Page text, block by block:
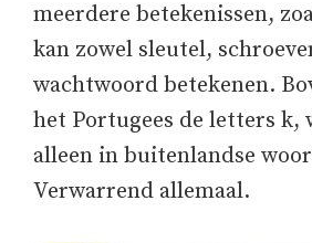
meerdere betekenissen,
kan zowel sleutel,
wachtwoord betekenen.
het Portugees de letters k,
alleen in buitenlandse
Verwarrend allemaal.